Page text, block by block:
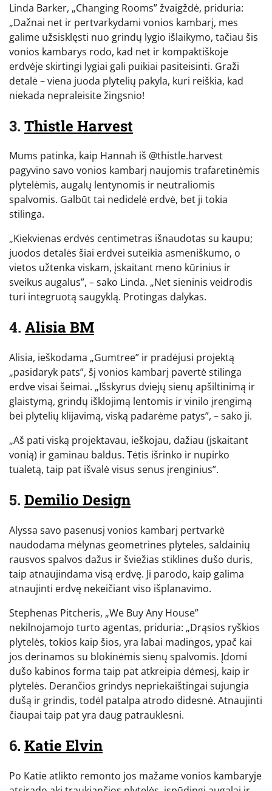
Linda Barker, „Changing Rooms” žvaigždė, priduria:
„Dažnai net ir pertvarkydami vonios kambarį, mes
galime užsisklęsti nuo grindų lygio išlaikymo, tačiau šis
vonios kambarys rodo, kad net ir kompaktiškoje
erdvėje skirtingi lygiai gali puikiai pasiteisinti. Graži
detalė – viena juoda plytelių pakyla, kuri reiškia, kad
niekada nepraleisite žingsnio!
3. Thistle Harvest
Mums patinka, kaip Hannah iš @thistle.harvest
pagyvino savo vonios kambarį naujomis trafaretinėmis
plytelėmis, augalų lentynomis ir neutraliomis
spalvomis. Galbūt tai nedidelė erdvė, bet ji tokia
stilinga.
„Kiekvienas erdvės centimetras išnaudotas su kaupu;
juodos detalės šiai erdvei suteikia asmeniškumo, o
vietos užtenka viskam, įskaitant meno kūrinius ir
sveikus augalus”, – sako Linda. „Net sieninis veidrodis
turi integruotą saugyklą. Protingas dalykas.
4. Alisia BM
Alisia, ieškodama „Gumtree” ir pradėjusi projektą
„pasidaryk pats”, šį vonios kambarį pavertė stilinga
erdve visai šeimai. „Išskyrus dviejų sienų apšiltinimą ir
glaistymą, grindų išklojimą lentomis ir vinilo įrengimą
bei plytelių klijavimą, viską padarėme patys”, – sako ji.
„Aš pati viską projektavau, ieškojau, dažiau (įskaitant
vonią) ir gaminau baldus. Tėtis išrinko ir nupirko
tualetą, taip pat išvalė visus senus įrenginius”.
5. Demilio Design
Alyssa savo pasenusį vonios kambarį pertvarkė
naudodama mėlynas geometrines plyteles, saldainių
rausvos spalvos dažus ir šviežias stiklines dušo duris,
taip atnaujindama visą erdvę. Ji parodo, kaip galima
atnaujinti erdvę nekeičiant viso išplanavimo.
Stephenas Pitcheris, „We Buy Any House”
nekilnojamojo turto agentas, priduria: „Drąsios ryškios
plytelės, tokios kaip šios, yra labai madingos, ypač kai
jos derinamos su blokinėmis sienų spalvomis. Įdomi
dušo kabinos forma taip pat atkreipia dėmesį, kaip ir
plytelės. Derančios grindys nepriekaištingai sujungia
dušą ir grindis, todėl patalpa atrodo didesnė. Atnaujinti
čiaupai taip pat yra daug patrauklesni.
6. Katie Elvin
Po Katie atlikto remonto jos mažame vonios kambaryje